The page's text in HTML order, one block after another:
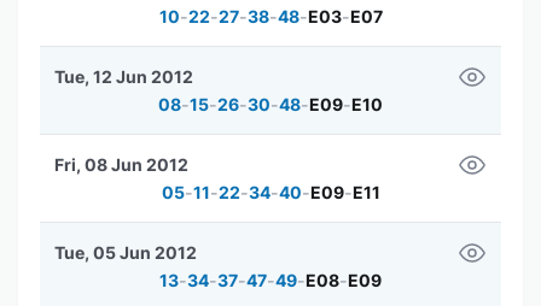
10-22-27-38-48-E03-E07
08-15-26-30-48-E09-E10
Tue, 12 Jun 2012
05-11-22-34-40-E09-E11
Fri, 08 Jun 2012
13-34-37-47-49-E08-E09
Tue, 05 Jun 2012